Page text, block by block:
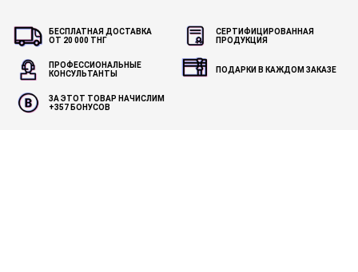
БЕСПЛАТНАЯ ДОСТАВКА
ОТ 20 000 ТНГ
СЕРТИФИЦИРОВАННАЯ
ПРОДУКЦИЯ
ПРОФЕССИОНАЛЬНЫЕ
КОНСУЛЬТАНТЫ
ПОДАРКИ В КАЖДОМ ЗАКАЗЕ
ЗА ЭТОТ ТОВАР НАЧИСЛИМ
+357БОНУСОВ